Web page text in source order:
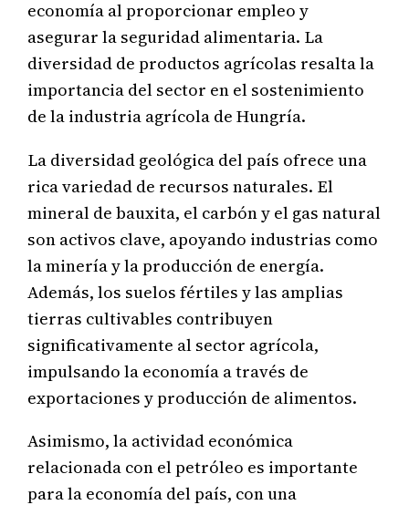
economía al proporcionar empleo y
asegurar la seguridad alimentaria. La
diversidad de productos agrícolas resalta la
importancia del sector en el sostenimiento
de la industria agrícola de Hungría.
La diversidad geológica del país ofrece una
rica variedad de recursos naturales. El
mineral de bauxita, el carbón y el gas natural
son activos clave, apoyando industrias como
la minería y la producción de energía.
Además, los suelos fértiles y las amplias
tierras cultivables contribuyen
significativamente al sector agrícola,
impulsando la economía a través de
exportaciones y producción de alimentos.
Asimismo, la actividad económica
relacionada con el petróleo es importante
para la economía del país, con una